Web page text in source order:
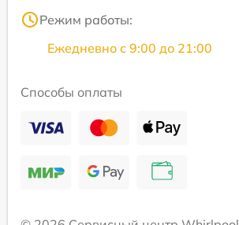
Режим работы:
Ежедневно с 9:00 до 21:00
Способы оплаты